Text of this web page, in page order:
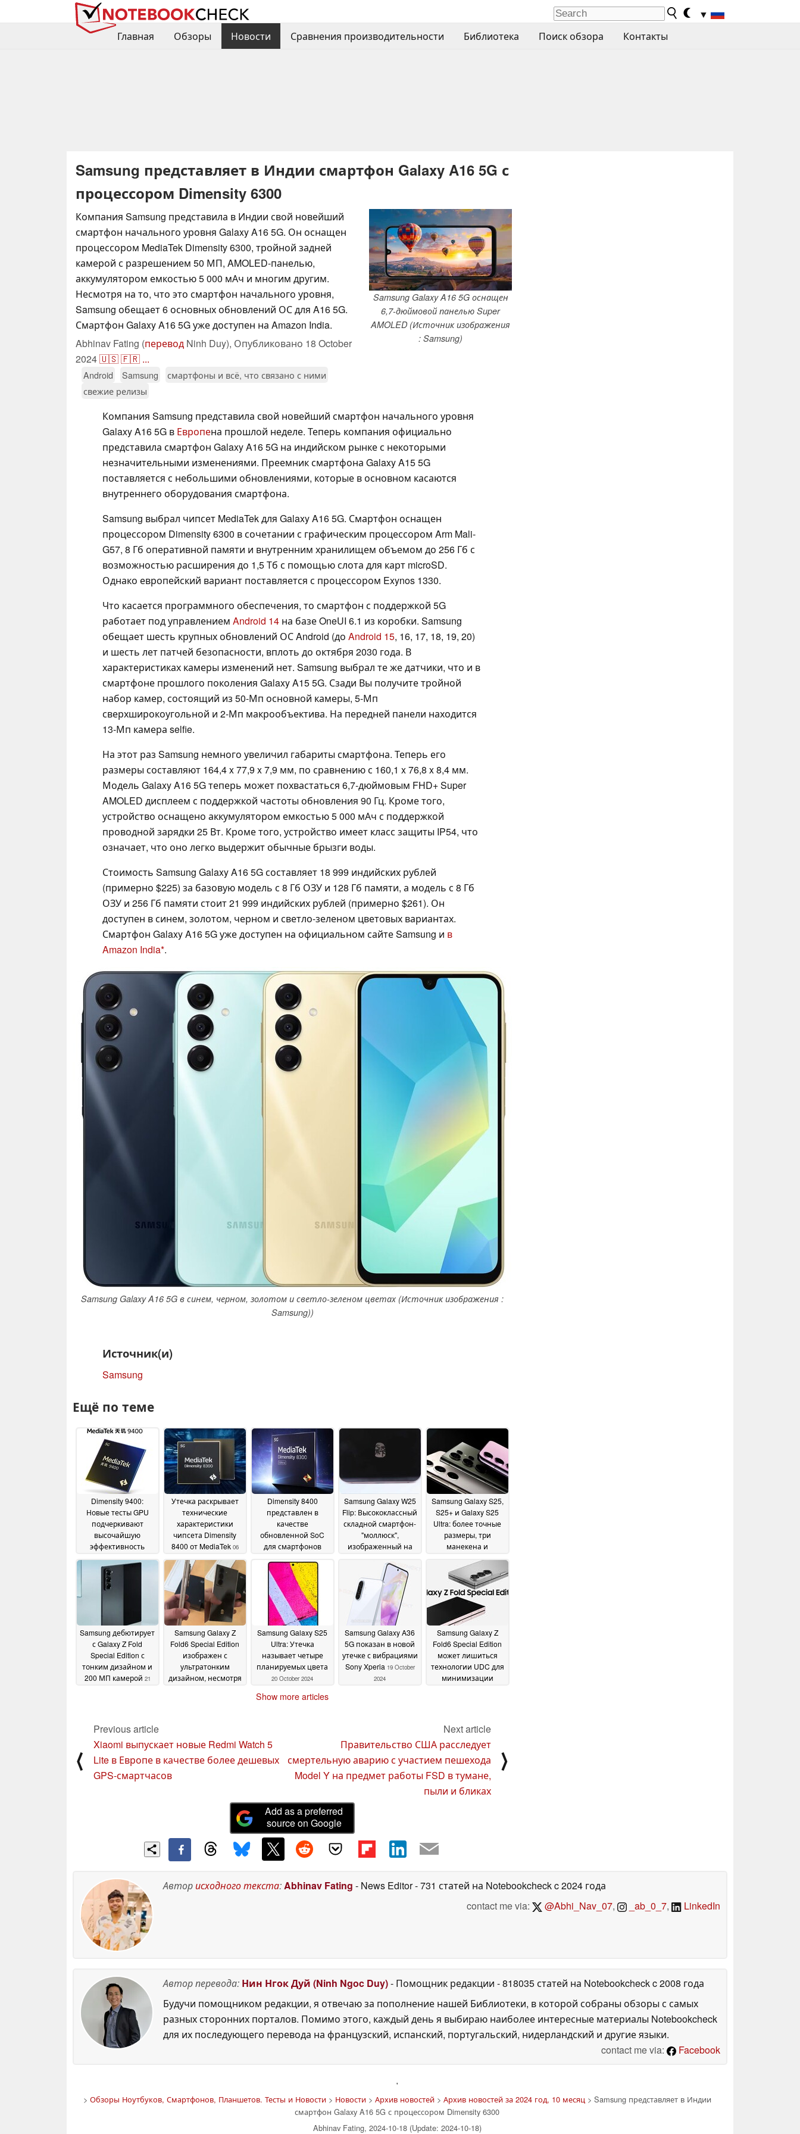
▼
Главная
Обзоры Новости Сравнения производительности Библиотека Поиск обзора Контакты
Samsung представляет в Индии смартфон Galaxy A16 5G с
процессором Dimensity 6300
Samsung Galaxy A16 5G оснащен
6,7-дюймовой панелью Super
AMOLED (Источник изображения
: Samsung)
Компания Samsung представила в Индии свой новейший
смартфон начального уровня Galaxy A16 5G. Он оснащен
процессором MediaTek Dimensity 6300, тройной задней
камерой с разрешением 50 МП, AMOLED-панелью,
аккумулятором емкостью 5 000 мАч и многим другим.
Несмотря на то, что это смартфон начального уровня,
Samsung обещает 6 основных обновлений ОС для A16 5G.
Смартфон Galaxy A16 5G уже доступен на Amazon India.
Abhinav Fating (перевод Ninh Duy), Опубликовано 18 October
2024🇺🇸🇫🇷 ...
Android Samsung
смартфоны и всё, что связано с ними
свежие релизы
Компания Samsung представила свой новейший смартфон начального уровня
Galaxy A16 5G в Европена прошлой неделе. Теперь компания официально
представила смартфон Galaxy A16 5G на индийском рынке с некоторыми
незначительными изменениями. Преемник смартфона Galaxy A15 5G
поставляется с небольшими обновлениями, которые в основном касаются
внутреннего оборудования смартфона.
Samsung выбрал чипсет MediaTek для Galaxy A16 5G. Смартфон оснащен
процессором Dimensity 6300 в сочетании с графическим процессором Arm Mali-
G57, 8 Гб оперативной памяти и внутренним хранилищем объемом до 256 Гб с
возможностью расширения до 1,5 Тб с помощью слота для карт microSD.
Однако европейский вариант поставляется с процессором Exynos 1330.
Что касается программного обеспечения, то смартфон с поддержкой 5G
работает под управлением Android 14 на базе OneUI 6.1 из коробки. Samsung
обещает шесть крупных обновлений ОС Android (до Android 15, 16, 17, 18, 19, 20)
и шесть лет патчей безопасности, вплоть до октября 2030 года. В
характеристиках камеры изменений нет. Samsung выбрал те же датчики, что и в
смартфоне прошлого поколения Galaxy A15 5G. Сзади Вы получите тройной
набор камер, состоящий из 50-Мп основной камеры, 5-Мп
сверхширокоугольной и 2-Мп макрообъектива. На передней панели находится
13-Мп камера selfie.
На этот раз Samsung немного увеличил габариты смартфона. Теперь его
размеры составляют 164,4 x 77,9 x 7,9 мм, по сравнению с 160,1 x 76,8 x 8,4 мм.
Модель Galaxy A16 5G теперь может похвастаться 6,7-дюймовым FHD+ Super
AMOLED дисплеем с поддержкой частоты обновления 90 Гц. Кроме того,
устройство оснащено аккумулятором емкостью 5 000 мАч с поддержкой
проводной зарядки 25 Вт. Кроме того, устройство имеет класс защиты IP54, что
означает, что оно легко выдержит обычные брызги воды.
Стоимость Samsung Galaxy A16 5G составляет 18 999 индийских рублей
(примерно $225) за базовую модель с 8 Гб ОЗУ и 128 Гб памяти, а модель с 8 Гб
ОЗУ и 256 Гб памяти стоит 21 999 индийских рублей (примерно $261). Он
доступен в синем, золотом, черном и светло-зеленом цветовых вариантах.
Смартфон Galaxy A16 5G уже доступен на официальном сайте Samsung и в
Amazon India .
Samsung Galaxy A16 5G в синем, черном, золотом и светло-зеленом цветах (Источник изображения :
Samsung))
Источник(и)
Samsung
Ещё по теме
Dimensity 9400:
Новые тесты GPU
подчеркивают
высочайшую
эффективность
чипсета MediaTek в
Vivo X200 Pro
November 2024
Утечка раскрывает
технические
характеристики
чипсета Dimensity
8400 от MediaTek 06
November 2024
Dimensity 8400
представлен в
качестве
обновленной SoC
для смартфонов
следующего
поколения Android
November 2024
Samsung Galaxy W25
Flip: Высококлассный
складной смартфон-
"моллюск",
изображенный на
October 2024
Samsung Galaxy S25,
S25+ и Galaxy S25
Ultra: более точные
размеры, три
манекена и
защитных экранов
October 2024
Samsung дебютирует
с Galaxy Z Fold
Special Edition с
тонким дизайном и
200 МП камерой 21
Samsung Galaxy Z
Fold6 Special Edition
изображен с
ультратонким
дизайном, несмотря
МП камерой21 October
2024
Samsung Galaxy S25
Ultra: Утечка
называет четыре
планируемых цвета
20 October 2024
Samsung Galaxy A36
5G показан в новой
утечке с вибрациями
Sony Xperia 19 October
2024
Samsung Galaxy Z
Fold6 Special Edition
может лишиться
технологии UDC для
минимизации
Show more articles
⟨
Previous article
Xiaomi выпускает новые Redmi Watch 5
Lite в Европе в качестве более дешевых
GPS-смартчасов
Next article
Правительство США расследует
смертельную аварию с участием пешехода
Model Y на предмет работы FSD в тумане,
пыли и бликах
⟩
Add as a preferred
source on Google
Авторисходного текста:Abhinav Fating - News Editor- 731 статей на Notebookcheckc 2024 года
contact me via:
@Abhi_Nav_07, _ab_0_7, LinkedIn
Автор перевода: Нин Нгок Дуй (Ninh Ngoc Duy)- Помощник редакции - 818035 статей на Notebookcheckc 2008 года
Будучи помощником редакции, я отвечаю за пополнение нашей Библиотеки, в которой собраны обзоры с самых
разных сторонних порталов. Помимо этого, каждый день я выбираю наиболее интересные материалы Notebookcheck
для их последующего перевода на французский, испанский, португальский, нидерландский и другие языки.
contact me via:
Facebook
'
> Обзоры Ноутбуков, Смартфонов, Планшетов. Тесты и Новости> Новости> Архив новостей> Архив новостей за 2024 год, 10 месяц > Samsung представляет в Индии
смартфон Galaxy A16 5G с процессором Dimensity 6300
Abhinav Fating, 2024-10-18 (Update: 2024-10-18)